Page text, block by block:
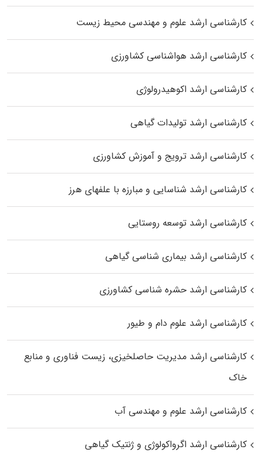
کارشناسی ارشد علوم و مهندسی محیط زیست
کارشناسی ارشد هواشناسی کشاورزی
کارشناسی ارشد اکوهیدرولوژی
کارشناسی ارشد تولیدات گیاهی
کارشناسی ارشد ترویج و آموزش کشاورزی
کارشناسی ارشد شناسایی و مبارزه با علفهای هرز
کارشناسی ارشد توسعه روستایی
کارشناسی ارشد بیماری‌ شناسی گیاهی
کارشناسی ارشد حشره‌ شناسی کشاورزی
کارشناسی ارشد علوم دام و طیور
کارشناسی ارشد مدیریت حاصلخیزی، زیست فناوری و منابع
خاک
کارشناسی ارشد علوم و مهندسی آب
کارشناسی ارشد اگرواکولوژی و ژنتیک گیاهی